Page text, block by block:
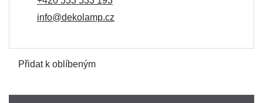
info@dekolamp.cz
Přidat k oblíbeným